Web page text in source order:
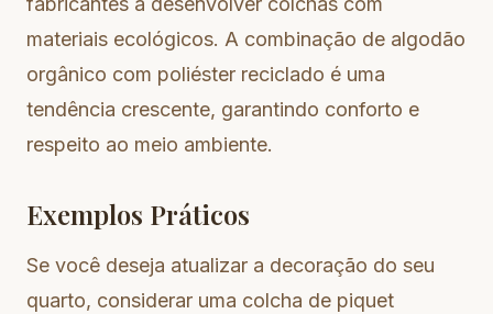
materiais ecológicos. A combinação de algodão
orgânico com poliéster reciclado é uma
tendência crescente, garantindo conforto e
respeito ao meio ambiente.
Exemplos Práticos
Se você deseja atualizar a decoração do seu
quarto, considerar uma colcha de piquet